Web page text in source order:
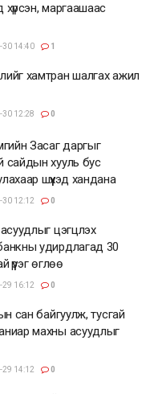
маргаашаас
30 14:40 1
хамтран шалгах ажил
12:28 0
Засаг даргыг
сайдын хууль бус
шүүхэд хандана
12:12 0
цэгцлэх
удирдлагад 30
үүрэг өглөө
16:12 0
сан байгуулж, тусгай
махны асуудлыг
14:12 0